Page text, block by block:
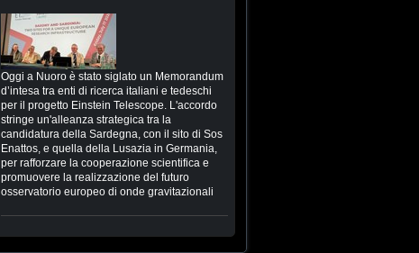
Oggi a Nuoro è stato siglato un Memorandum
d’intesa tra enti di ricerca italiani e tedeschi
per il progetto Einstein Telescope. L'accordo
stringe un'alleanza strategica tra la
candidatura della Sardegna, con il sito di Sos
Enattos, e quella della Lusazia in Germania,
per rafforzare la cooperazione scientifica e
promuovere la realizzazione del futuro
osservatorio europeo di onde gravitazionali